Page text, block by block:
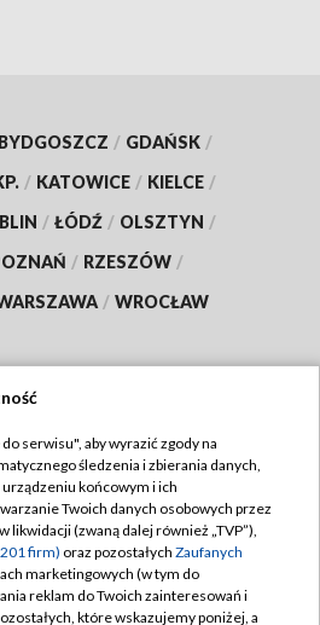
BYDGOSZCZ / GDAŃSK /
/ KATOWICE / KIELCE /
/ ŁÓDŹ / OLSZTYN /
/ RZESZÓW /
/ WROCŁAW
TVP
TVP
prywatności
Moje zgody
serwisu", aby wyrazić zgody na
śledzenia i zbierania danych,
końcowym i ich
Twoich danych osobowych przez
likwidacji (zwaną dalej również „TVP”),
firm) oraz pozostałych Zaufanych
marketingowych (w tym do
reklam do Twoich zainteresowań i
które wskazujemy poniżej, a